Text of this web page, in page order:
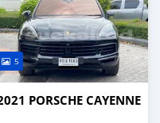
5
PORSCHE CAYENNE